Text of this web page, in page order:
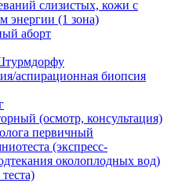
слизистых, кожи с
энергии (1 зона)
аборт
аспирационная биопсия
(осмотр, консультация)
первичный
(экспресс-
околоплодных вод)